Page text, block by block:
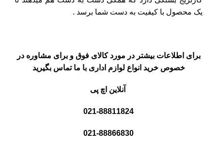
یک محصول با کیفیت به دست شما برسد .
برای اطلاعات بیشتر در مورد کالای فوق و برای مشاوره در
خصوص خرید انواع لوازم اداری با ما تماس بگیرید
آنلاین اچ پی
021-88811824
021-88866830